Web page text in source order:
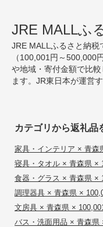
JRE MALLふ
JRE MALLふるさと納
（100,001円～500,000
や地域・寄付金額で比
ます。JR東日本が運営
カテゴリから返礼品
家具・インテリア × 青森
寝具・タオル × 青森県 ×
食器・グラス × 青森県 ×
調理器具 × 青森県 ×
文房具 × 青森県 ×
バス・洗面用品 × 青森県